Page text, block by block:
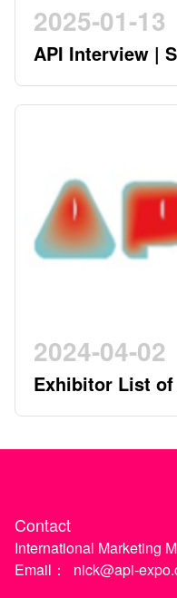
2025-01-13
API Interview |
FACTORY -
Pioneering a
2024-04-02
Exhibitor List of
April)
Contact
International Marketing
Email：
nick@api-